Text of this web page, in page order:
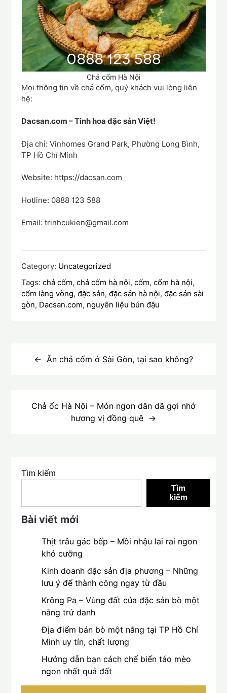
Chả cốm Hà Nội
Mọi thông tin về chả cốm, quý khách vui lòng liên
hệ:
Dacsan.com – Tinh hoa đặc sản Việt!
Địa chỉ: Vinhomes Grand Park, Phường Long Bình,
TP Hồ Chí Minh
Website: https://dacsan.com
Hotline: 0888 123 588
Email: trinhcukien@gmail.com
Category: Uncategorized
Tags:chả cốm,chả cốm hà nội,cốm,cốm hà nội,
cốm làng vòng,đặc sản,đặc sản hà nội,đặc sản sài
gòn, Dacsan.com, nguyên liệu bún đậu
hướng Ăn chả cốm ở Sài Gòn, tại sao không?
Chả ốc Hà Nội – Món ngon dân dã gợi nhớ
hương vị đồng quê
Tìm kiếm
Tìm
kiếm
Bài viết mới
Thịt trâu gác bếp – Mồi nhậu lai rai ngon
khó cưỡng
Kinh doanh đặc sản địa phương – Những
lưu ý để thành công ngay từ đầu
Krông Pa – Vùng đất của đặc sản bò một
nắng trứ danh
Địa điểm bán bò một nắng tại TP Hồ Chí
Minh uy tín, chất lượng
Hướng dẫn bạn cách chế biến táo mèo
ngon nhất quả đất